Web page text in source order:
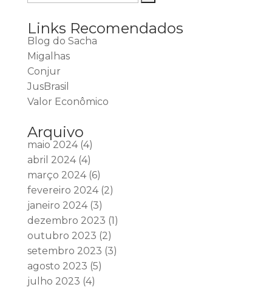
Links Recomendados
Blog do Sacha
Migalhas
Conjur
JusBrasil
Valor Econômico
Arquivo
maio 2024(4)
abril 2024(4)
março 2024(6)
fevereiro 2024(2)
janeiro 2024(3)
dezembro 2023 (1)
outubro 2023 (2)
setembro 2023 (3)
agosto 2023 (5)
julho 2023 (4)